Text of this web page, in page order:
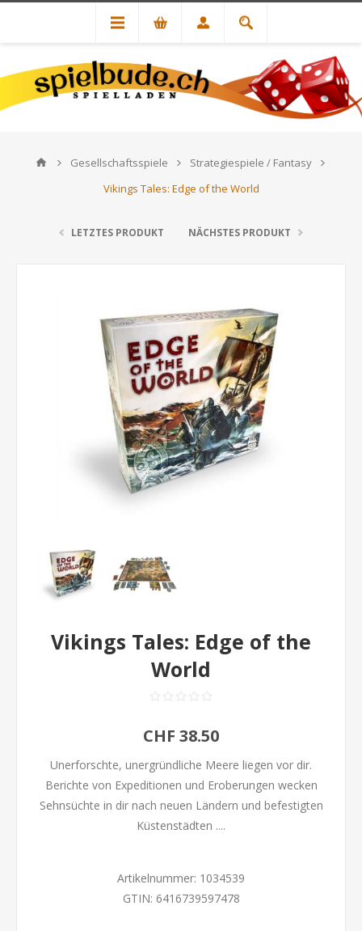
Gesellschaftsspiele
Strategiespiele / Fantasy
Vikings Tales: Edge of the World
LETZTES PRODUKT NÄCHSTES PRODUKT
Vikings Tales: Edge of the
World
CHF 38.50
Unerforschte, unergründliche Meere liegen vor dir.
Berichte von Expeditionen und Eroberungen wecken
Sehnsüchte in dir nach neuen Ländern und befestigten
Küstenstädten ....
Artikelnummer: 1034539
GTIN: 6416739597478